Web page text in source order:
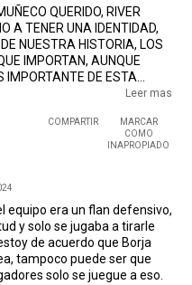
QUERIDO, RIVER
A TENER UNA IDENTIDAD,
NUESTRA HISTORIA, LOS
IMPORTAN, AUNQUE
IMPORTANTE DE ESTA
CELEBRE QUE
EN NUESTROS CORAZONES,
Leer mas
COMPARTIR
MARCAR
COMO
INAPROPIADO
equipo era un flan defensivo,
y solo se jugaba a tirarle
de acuerdo que Borja
tampoco puede ser que
solo se juegue a eso.